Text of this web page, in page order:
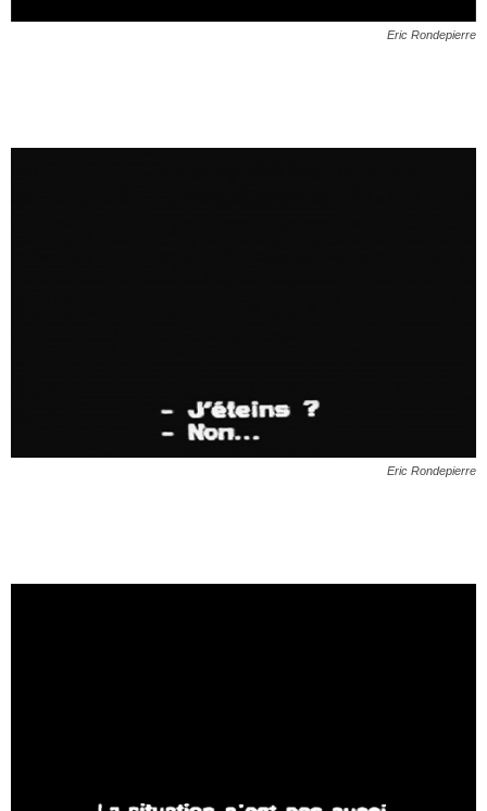
Eric Rondepierre
Eric Rondepierre